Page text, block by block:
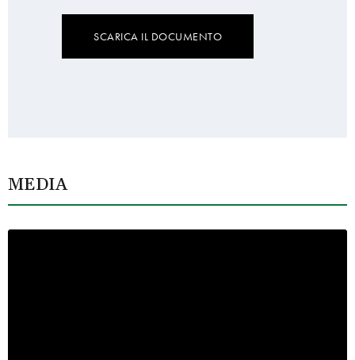
SCARICA IL DOCUMENTO
MEDIA